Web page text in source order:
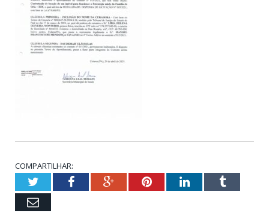
COMPARTILHAR:
TwitterFacebookGoogle+PinterestLinkedInTumblr
Email